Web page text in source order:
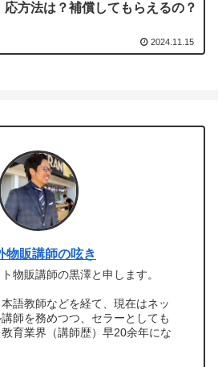
応方法は？補償してもらえるの？
2024.11.15
物販講師の呟き
物販講師の黒澤と申します。
語教師などを経て、現在はネッ
師を務めつつ、セラーとしても
育業界（講師歴）早20余年にな